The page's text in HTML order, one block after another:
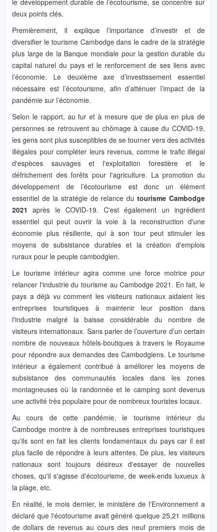
le développement durable de l’écotourisme, se concentre sur
deux points clés.
Premièrement, il explique l’importance d’investir et de
diversifier le tourisme Cambodge dans le cadre de la stratégie
plus large de la Banque mondiale pour la gestion durable du
capital naturel du pays et le renforcement de ses liens avec
l’économie. Le deuxième axe d’investissement essentiel
nécessaire est l’écotourisme, afin d’atténuer l’impact de la
pandémie sur l’économie.
Selon le rapport, au fur et à mesure que de plus en plus de
personnes se retrouvent au chômage à cause du COVID-19,
les gens sont plus susceptibles de se tourner vers des activités
illégales pour compléter leurs revenus, comme le trafic illégal
d'espèces sauvages et l'exploitation forestière et le
défrichement des forêts pour l'agriculture. La promotion du
développement de l’écotourisme est donc un élément
essentiel de la stratégie de relance dutourisme Cambodge
2021 après le COVID-19. C'est également un ingrédient
essentiel qui peut ouvrir la voie à la reconstruction d'une
économie plus résiliente, qui à son tour peut stimuler les
moyens de subsistance durables et la création d'emplois
ruraux pour le peuple cambodgien.
Le tourisme intérieur agira comme une force motrice pour
relancer l'industrie du tourisme au Cambodge 2021. En fait, le
pays a déjà vu comment les visiteurs nationaux aidaient les
entreprises touristiques à maintenir leur position dans
l'industrie malgré la baisse considérable du nombre de
visiteurs internationaux. Sans parler de l’ouverture d’un certain
nombre de nouveaux hôtels-boutiques à travers le Royaume
pour répondre aux demandes des Cambodgiens. Le tourisme
intérieur a également contribué à améliorer les moyens de
subsistance des communautés locales dans les zones
montagneuses où la randonnée et le camping sont devenus
une activité très populaire pour de nombreux touristes locaux.
Au cours de cette pandémie, le tourisme intérieur du
Cambodge montre à de nombreuses entreprises touristiques
qu’ils sont en fait les clients fondamentaux du pays car il est
plus facile de répondre à leurs attentes. De plus, les visiteurs
nationaux sont toujours désireux d'essayer de nouvelles
choses, qu'il s'agisse d'écotourisme, de week-ends luxueux à
la plage, etc.
En réalité, le mois dernier, le ministère de l'Environnement a
déclaré que l'écotourisme avait généré quelque 25,21 millions
de dollars de revenus au cours des neuf premiers mois de